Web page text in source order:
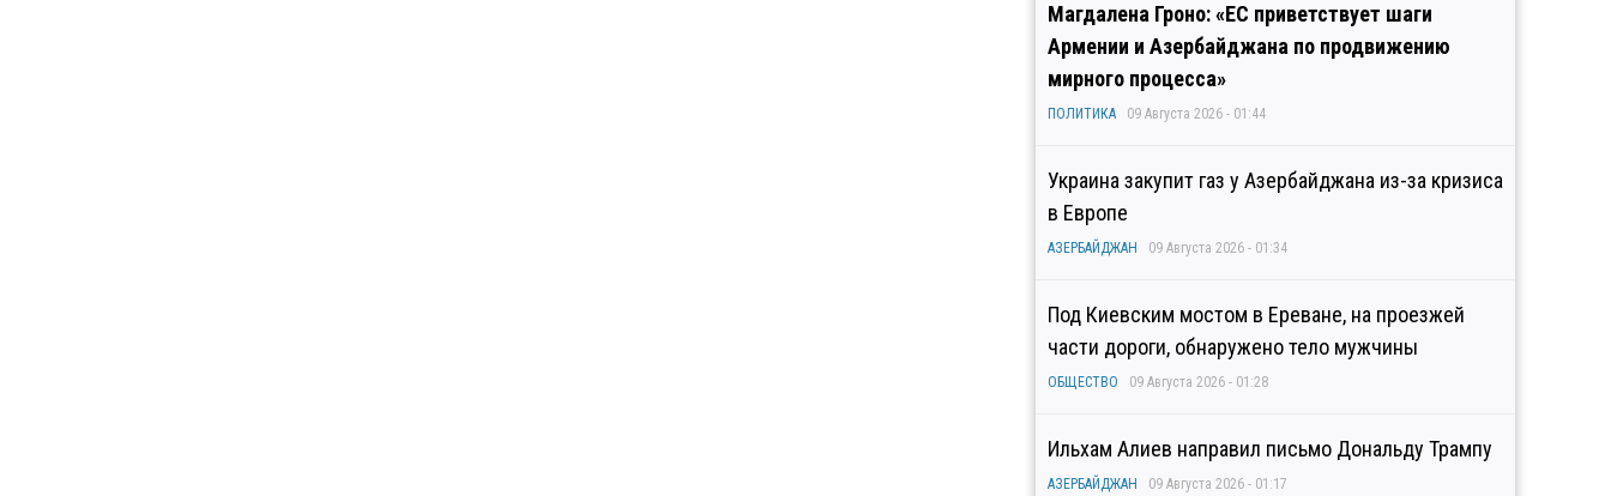
Магдалена Гроно: «ЕС приветствует шаги
Армении и Азербайджана по продвижению
мирного процесса»
ПОЛИТИКА 09 Августа 2026 - 01:44
Украина закупит газ у Азербайджана из-за кризиса
в Европе
АЗЕРБАЙДЖАН 09 Августа 2026 - 01:34
Под Киевским мостом в Ереване, на проезжей
части дороги, обнаружено тело мужчины
ОБЩЕСТВО 09 Августа 2026 - 01:28
Ильхам Алиев направил письмо Дональду Трампу
АЗЕРБАЙДЖАН 09 Августа 2026 - 01:17